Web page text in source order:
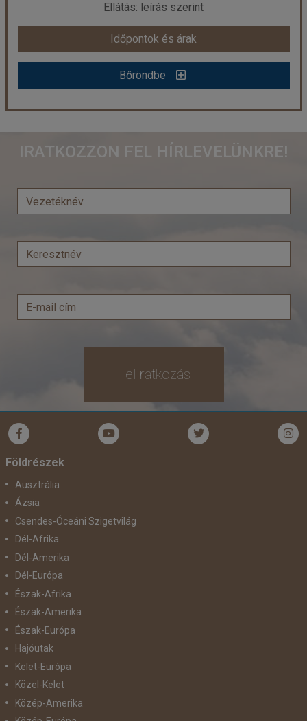
Időpontok és árak
Bőröndbe
Ellátás: leírás szerint
Időpontok és árak
Bőröndbe
Város:Róma
Időtartam:7 éj
már 409.000 Ft-tól
Időpontok és árak
IRATKOZZON FEL HÍRLEVELÜNKRE!
Feliratkozás
Földrészek
Ausztrália
Ázsia
Csendes-Óceáni Szigetvilág
Dél-Afrika
Dél-Amerika
Dél-Európa
Észak-Afrika
Észak-Amerika
Észak-Európa
Hajóutak
Kelet-Európa
Közel-Kelet
Közép-Amerika